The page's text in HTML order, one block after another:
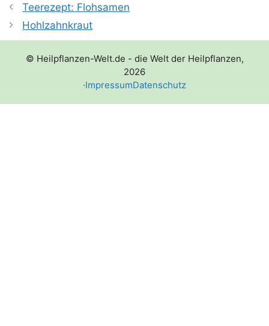
Teerezept: Flohsamen
Hohlzahnkraut
© Heilpflanzen-Welt.de - die Welt der Heilpflanzen,
2026
·ImpressumDatenschutz